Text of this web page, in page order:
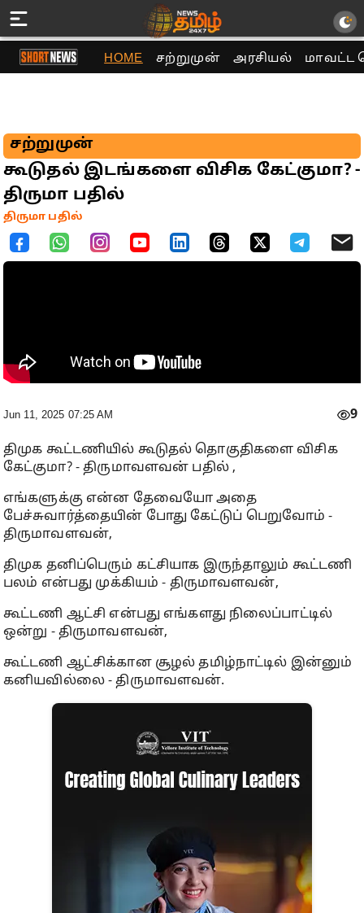
HOME சற்றுமுன் அரசியல் மாவட்ட
சற்றுமுன்
கூடுதல் இடங்களை விசிக கேட்குமா? -
திருமா பதில்
திருமா பதில்
Jun 11, 2025 07:25 AM 9
திமுக கூட்டணியில் கூடுதல் தொகுதிகளை விசிக
கேட்குமா? - திருமாவளவன் பதில் ,
எங்களுக்கு என்ன தேவையோ அதை
பேச்சுவார்த்தையின் போது கேட்டுப் பெறுவோம் -
திருமாவளவன்,
திமுக தனிப்பெரும் கட்சியாக இருந்தாலும் கூட்டணி
பலம் என்பது முக்கியம் - திருமாவளவன்,
கூட்டணி ஆட்சி என்பது எங்களது நிலைப்பாட்டில்
ஒன்று - திருமாவளவன்,
கூட்டணி ஆட்சிக்கான சூழல் தமிழ்நாட்டில் இன்னும்
கனியவில்லை - திருமாவளவன்.